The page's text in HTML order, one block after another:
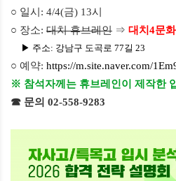
○ 일시 : 4/4(금) 13시
○ 장소: 대치 휴브레인 ⇒ 대치4문
▶ 주소: 강남구 도곡로 77길 23
○ 예약: https://m.site.naver.com/
※ 참석자께는 휴브레인이 제작한
☎ 문의 02-558-9283